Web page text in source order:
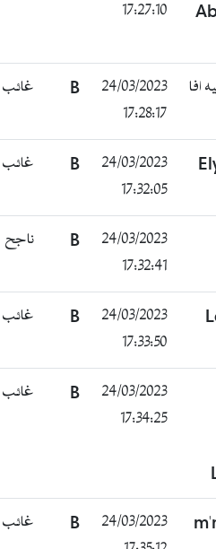
24/03/
B غائب
24/03/
B غائب
24/03/
B ناجح
24/03/
B غائب
24/03/2023
B غائب
24/03/
B غائب